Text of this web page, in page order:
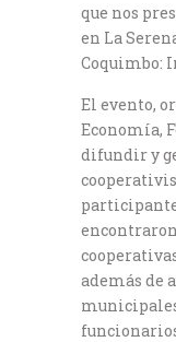
que nos
en La
Coquimbo:
El evento,
Economía,
difundir y
además de